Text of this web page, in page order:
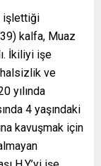
işlettiği
kalfa, Muaz
İkiliyi işe
ve
yılında
4 yaşındaki
kavuşmak için